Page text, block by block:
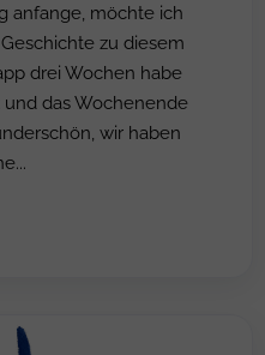
anfange, möchte ich
zu diesem
drei Wochen habe
das Wochenende
wir haben